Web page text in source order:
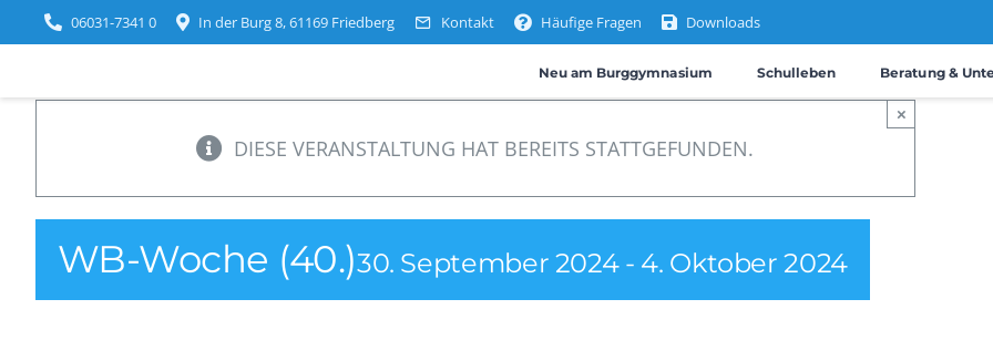
springen
06031-7341 0 In der Burg 8, 61169 Friedberg Kontakt Häufige Fragen Downloads
Neu am Burggymnasium Schulleben Beratung &
DIESE VERANSTALTUNG HAT BEREITS STATTGEFUNDEN.
×
WB-Woche (40.)30. September 2024- 4. Oktober 2024